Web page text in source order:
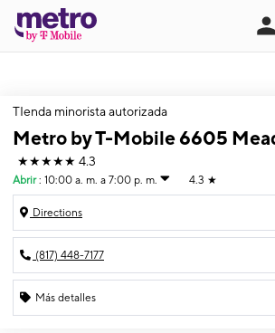
TIenda minorista autorizada
Metro by T-Mobile 6605
★★★★★ 4.3
Abrir : 10:00 a. m. a 7:00 p. m. 4.3 ★
Directions
(817) 448-7177
Más detalles